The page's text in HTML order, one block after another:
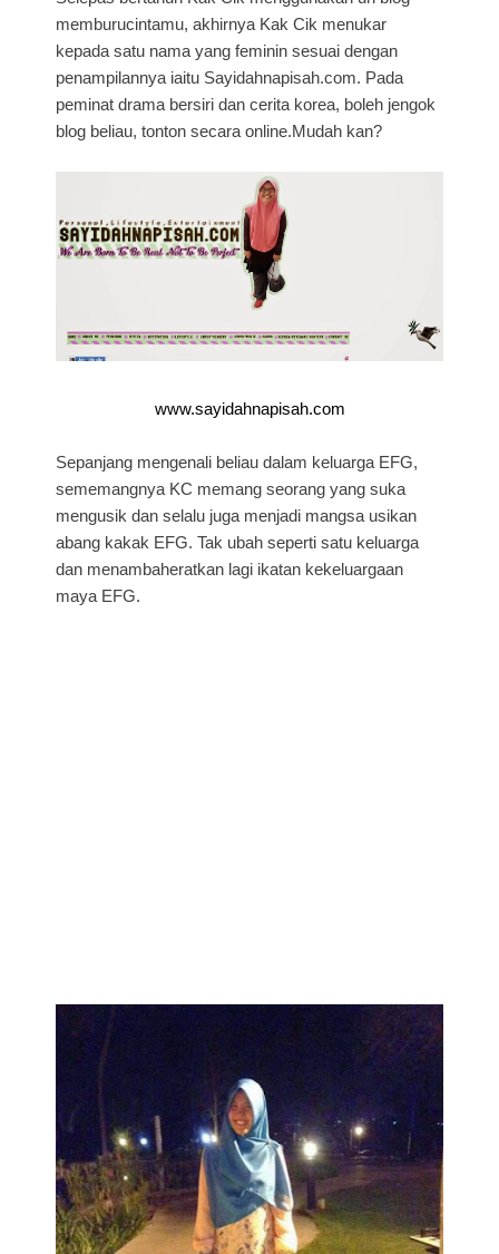
memburucintamu, akhirnya Kak Cik menukar
kepada satu nama yang feminin sesuai dengan
penampilannya iaitu Sayidahnapisah.com. Pada
peminat drama bersiri dan cerita korea, boleh jengok
blog beliau, tonton secara online.Mudah kan?
www.sayidahnapisah.com
Sepanjang mengenali beliau dalam keluarga EFG,
sememangnya KC memang seorang yang suka
mengusik dan selalu juga menjadi mangsa usikan
abang kakak EFG. Tak ubah seperti satu keluarga
dan menambaheratkan lagi ikatan kekeluargaan
maya EFG.